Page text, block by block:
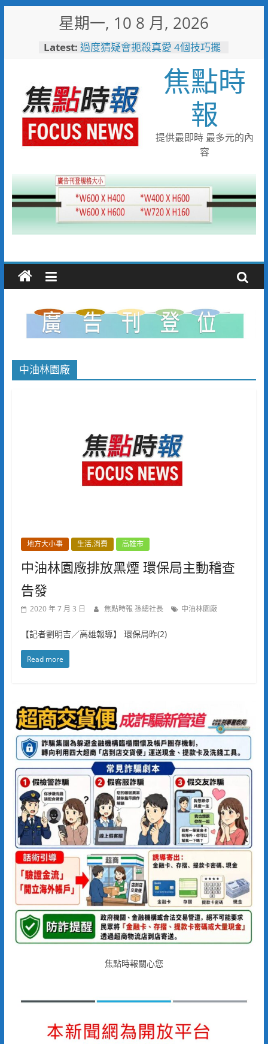
星期一, 10 8 月, 2026
Latest: 過度猜疑會扼殺真愛 4個技巧擺
刑事鑑識中心實驗室戮力打詐
採獲指紋平均比中率達六成八
免費試飲啤酒x港灣夕陽音樂
會 115年竹南觀光文化季
8/22-23限時登場
失智母親外出迷途 竹警二分局
調閱監視器沿線搜尋接力尋回平
分局將依法制單開罰
焦點時
報
提供最即時 最多元的內
容
中油林園廠
地方大小事 生活.消費 高雄市
中油林園廠排放黑煙 環保局主動稽查
告發
2020 年 7 月 3 日 焦點時報 孫總社長 中油林園廠
【記者劉明吉／高雄報導】 環保局昨(2)
Read more
焦點時報關心您